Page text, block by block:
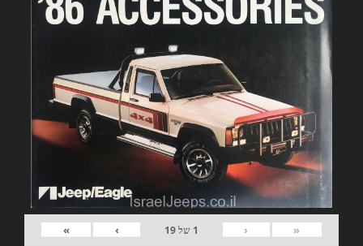
«
‹
1 של19
›
»